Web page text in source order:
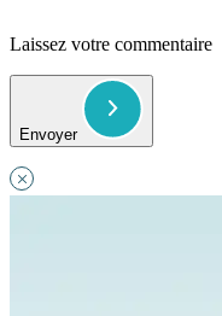
Laissez votre commentaire
Envoyer